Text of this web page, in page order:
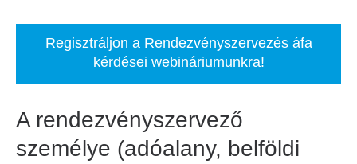
Regisztráljon a Rendezvényszervezés áfa
kérdései webináriumunkra!
A rendezvényszervező
személye (adóalany, belföldi